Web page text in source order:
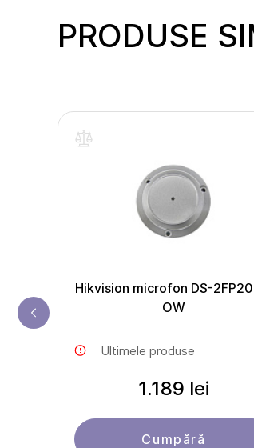
PRODUSE
Hikvision microfon DS-
OW
Ultimele produse
1.189 lei
Cumpără